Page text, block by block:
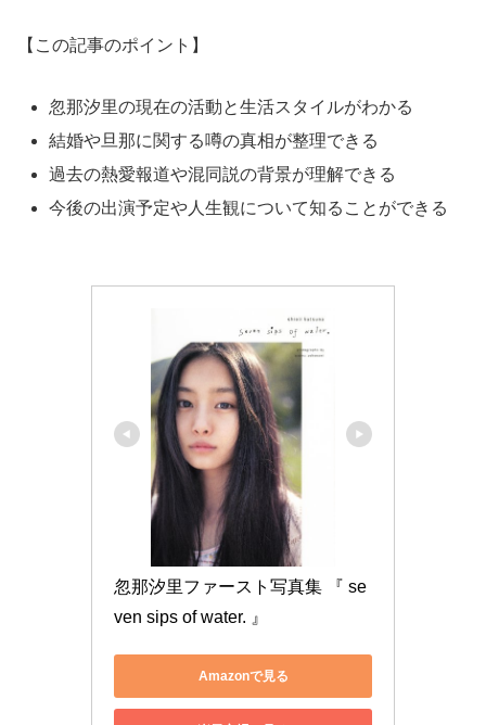
【この記事のポイント】
忽那汐里の現在の活動と生活スタイルがわかる
結婚や旦那に関する噂の真相が整理できる
過去の熱愛報道や混同説の背景が理解できる
今後の出演予定や人生観について知ることができる
忽那汐里ファースト写真集 『 se
ven sips of water. 』
Amazonで見る